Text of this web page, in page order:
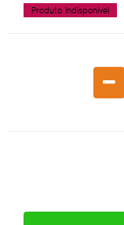
Produto Indisponível